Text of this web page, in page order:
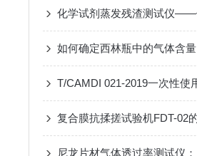
如何确定西林瓶中的气体含量